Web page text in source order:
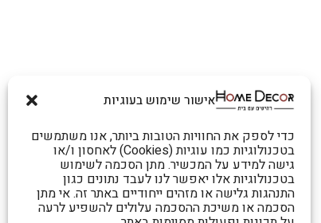
אישור שימוש בעוגיות
כדי לספק את החוויות הטובות ביותר, אנו משתמשים
בטכנולוגיות כמו עוגיות (Cookies) לאחסון ו/או
גישה למידע על המכשיר. מתן הסכמה לשימוש
בטכנולוגיות אלו יאפשר לנו לעבד נתונים כגון
התנהגות גלישה או מזהים ייחודיים באתר זה. אי מתן
הסכמה או משיכת ההסכמה עלולים להשפיע לרעה